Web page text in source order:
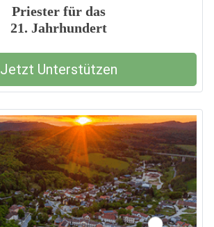
Priester für das
21. Jahrhundert
Jetzt Unterstützen